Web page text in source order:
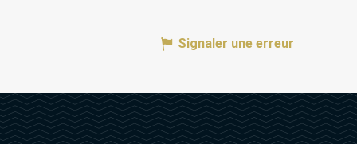
Signaler une erreur